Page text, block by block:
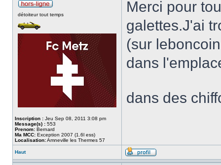
détoiteur tout temps
Inscription : Jeu Sep 08, 2011 3:08 pm
Message(s) : 553
Prenom: Bernard
Ma MCC: Exception 2007 (1.6l ess)
Localisation:Amneville les Thermes 57
Merci pour
galettes.J'ai
(sur
dans
dans des
Haut